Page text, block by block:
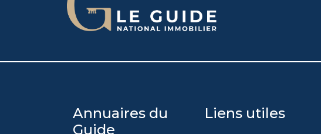
Annuaires du
Guide
Liens utiles